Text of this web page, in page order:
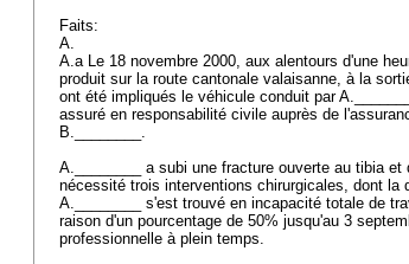
Faits:
A.
A.a Le 18 novembre 2000, aux alentours d'une
produit sur la route cantonale valaisanne, à la
ont été impliqués le véhicule conduit par
assuré en responsabilité civile auprès de
B.________.
A.________ a subi une fracture ouverte au tibia
nécessité trois interventions chirurgicales, dont la
A.________ s'est trouvé en incapacité totale de
raison d'un pourcentage de 50% jusqu'au 3
professionnelle à plein temps.